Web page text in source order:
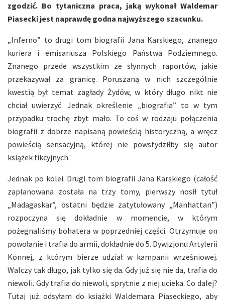
zgodzić. Bo tytaniczna praca, jaką wykonał Waldemar
Piasecki jest naprawdę godna najwyższego szacunku.
„Inferno” to drugi tom biografii Jana Karskiego, znanego
kuriera i emisariusza Polskiego Państwa Podziemnego.
Znanego przede wszystkim ze słynnych raportów, jakie
przekazywał za granicę. Poruszaną w nich szczególnie
kwestią był temat zagłady Żydów, w który długo nikt nie
chciał uwierzyć. Jednak określenie „biografia” to w tym
przypadku trochę zbyt mało. To coś w rodzaju połączenia
biografii z dobrze napisaną powieścią historyczną, a wręcz
powieścią sensacyjną, której nie powstydziłby się autor
książek fikcyjnych.
Jednak po kolei. Drugi tom biografii Jana Karskiego (całość
zaplanowana została na trzy tomy, pierwszy nosił tytuł
„Madagaskar”, ostatni będzie zatytułowany „Manhattan”)
rozpoczyna się dokładnie w momencie, w którym
pożegnaliśmy bohatera w poprzedniej części. Otrzymuje on
powołanie i trafia do armii, dokładnie do 5. Dywizjonu Artylerii
Konnej, z którym bierze udział w kampanii wrześniowej.
Walczy tak długo, jak tylko się da. Gdy już się nie da, trafia do
niewoli. Gdy trafia do niewoli, sprytnie z niej ucieka. Co dalej?
Tutaj już odsyłam do książki Waldemara Piaseckiego, aby